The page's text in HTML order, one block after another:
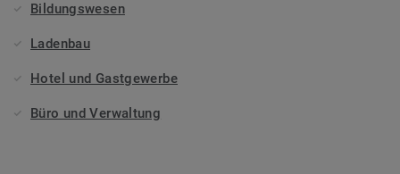
Bildungswesen
Ladenbau
Hotel und Gastgewerbe
Büro und Verwaltung